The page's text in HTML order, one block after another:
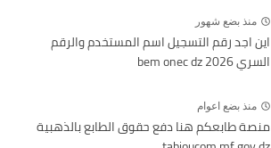
منذ بضع شهور
اين اجد رقم التسجيل اسم المستخدم والرقم
السري bem onec dz 2026
منذ بضع اعوام
منصة طابعكم هنا دفع حقوق الطابع بالذهبية